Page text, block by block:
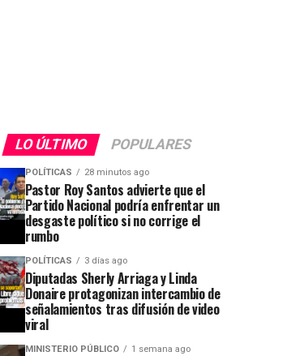
LO ÚLTIMO POPULARES
POLÍTICAS 28 minutos ago
Pastor Roy Santos advierte que el
Partido Nacional podría enfrentar un
desgaste político si no corrige el
rumbo
POLÍTICAS 3 días ago
Diputadas Sherly Arriaga y Linda
Donaire protagonizan intercambio de
señalamientos tras difusión de video
viral
MINISTERIO PÚBLICO 1 semana ago